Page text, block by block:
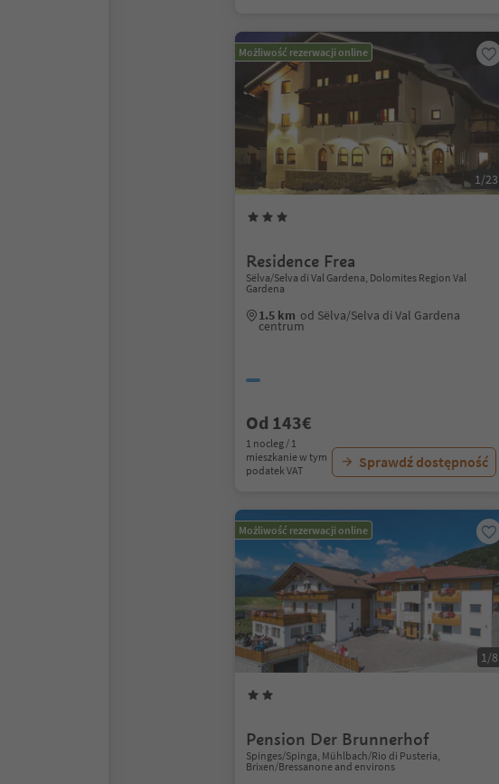
Możliwość rezerwacji online
1/23
Residence Frea
Sëlva/Selva di Val Gardena, Dolomites Region Val
Gardena
1.5 km od Sëlva/Selva di Val Gardena
centrum
Od 143€
1 nocleg / 1
mieszkanie w tym
podatek VAT
Sprawdź dostępność
Możliwość rezerwacji online
1/8
Pension Der Brunnerhof
Spinges/Spinga, Mühlbach/Rio di Pusteria,
Brixen/Bressanone and environs